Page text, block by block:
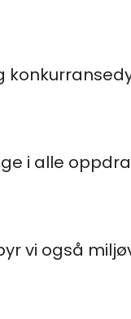
i alle
vi også